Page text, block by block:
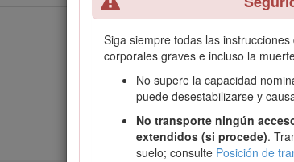
Siga siempre todas las
corporales graves e incluso la
No supere la capacidad
puede desestabilizarse y
No transporte ningún
extendidos (si procede).
suelo; consulte Posición de